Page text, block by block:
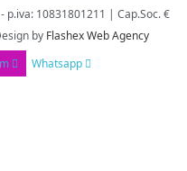
- p.iva: 10831801211 | Cap.Soc. €
by Flashex Web Agency
Whatsapp